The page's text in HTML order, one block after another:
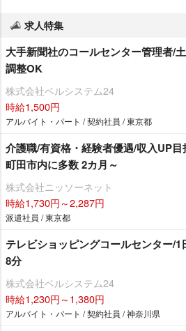
求人特集
大手新聞社のコールセンター管理者/
調整OK
株式会社ベルシステム24
時給1,500円
アルバイト・パート / 契約社員 / 東京都
介護職/有資格・経験者優遇/収入UP
町田市内に多数 2カ月～
株式会社ニッソーネット
時給1,730円～2,287円
派遣社員 / 東京都
テレビショッピングコールセンター/
8分
株式会社ベルシステム24
時給1,230円～1,380円
アルバイト・パート / 契約社員 / 神奈川県